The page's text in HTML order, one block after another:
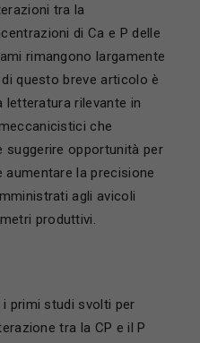
tra la
di Ca e P delle
rimangono largamente
questo breve articolo è
letteratura rilevante in
che
opportunità per
la precisione
agli avicoli
produttivi.
i primi studi svolti per
tra la CP e il P